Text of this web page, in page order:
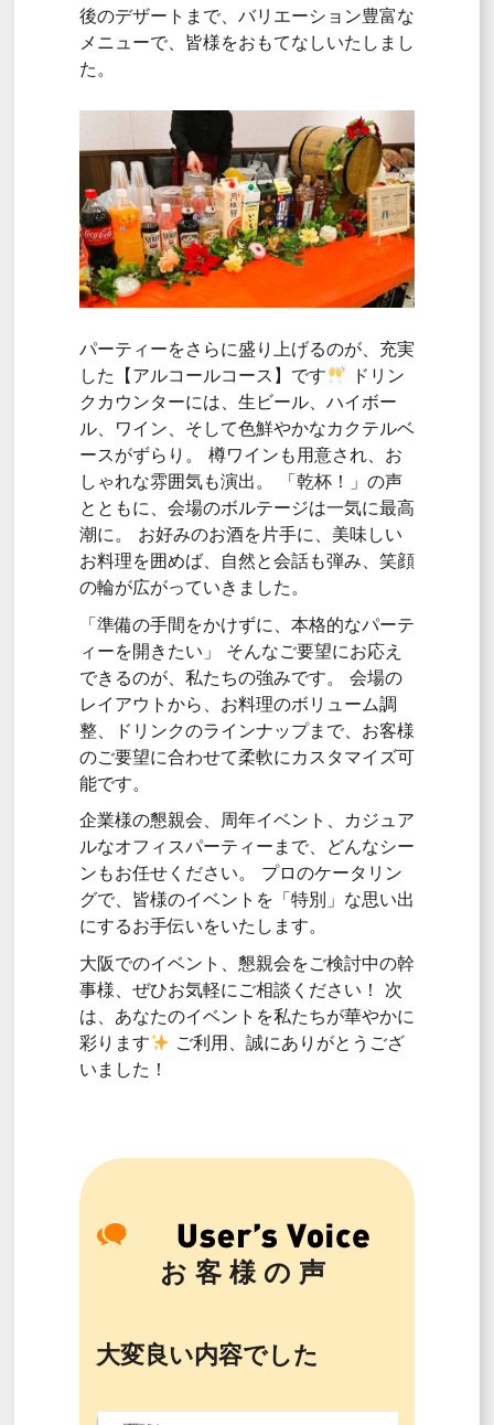
後のデザートまで、 バリエーション豊富な
メニューで、 皆様をおもてなしいたしまし
た。
パーティーをさらに盛り上げるのが、 充実
した【アルコールコース】です
ドリン
クカウンターには、 生ビール、 ハイボー
ル、
ワイン、 そして色鮮やかなカクテルベ
ースがずらり 。 樽ワインも用意され、 お
しゃれな雰囲気も演出。
「乾杯！」の声
とともに、 会場のボルテージは一気に最高
潮に。
お好みのお酒を片手に、 美味しい
お料理を囲めば、
自然と会話も弾み、 笑顔
の輪が広がっていきました。
「準備の手間をかけずに、 本格的なパーテ
ィーを開きたい」 そんなご要望にお応え
できるのが、 私たちの強みです。
会場の
レイアウトから、 お料理のボリューム調
整、
ドリンクのラインナップまで、 お客様
のご要望に合わせて柔軟にカスタマイズ可
能です。
企業様の懇親会、 周年イベント、
カジュア
ルなオフィスパーティーまで、
どんなシー
ンもお任せください。
プロのケータリン
グで、 皆様のイベントを「特別」な思い出
にするお手伝いをいたします。
大阪でのイベント、 懇親会をご検討中の幹
事様、 ぜひお気軽にご相談ください！ 次
は、 あなたのイベントを私たちが華やかに
彩ります
ご利用、 誠にありがとうござ
いました！
お客様の声
大変良い内容でした